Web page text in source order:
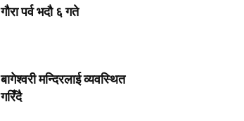
गौरा पर्व भदौ ६ गते
बागेश्वरी मन्दिरलाई व्यवस्थित
गरिँदै